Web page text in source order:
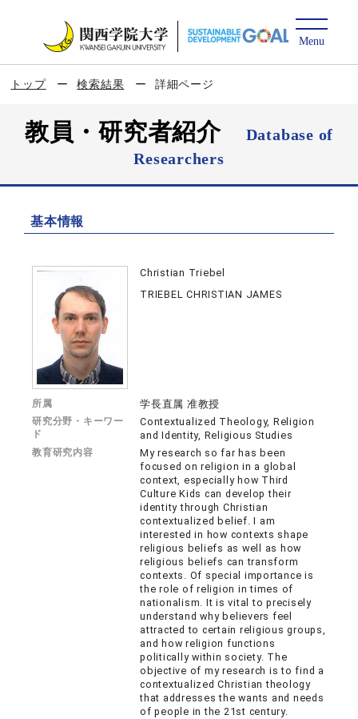
トップ 検索結果 詳細ページ
教員・研究者紹介
Database of
Researchers
基本情報
Christian Triebel
TRIEBEL CHRISTIAN JAMES
所属 学長直属 准教授
研究分野・キーワー
ド
Contextualized Theology, Religion
and Identity, Religious Studies
教育研究内容
My research so far has been
focused on religion in a global
context, especially how Third
Culture Kids can develop their
identity through Christian
contextualized belief. I am
interested in how contexts shape
religious beliefs as well as how
religious beliefs can transform
contexts. Of special importance is
the role of religion in times of
nationalism. It is vital to precisely
understand why believers feel
attracted to certain religious groups,
and how religion functions
politically within society. The
objective of my research is to find a
contextualized Christian theology
that addresses the wants and needs
of people in the 21st century.